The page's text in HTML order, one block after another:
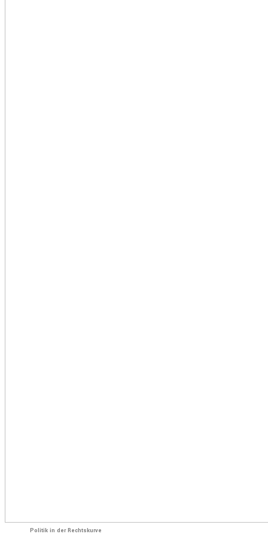
Politik in der Rechtskurve